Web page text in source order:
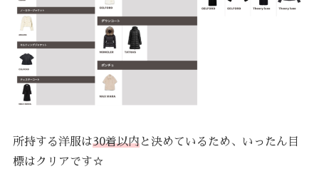
所持する洋服は30着以内と決めているため、いったん目
標はクリアです☆